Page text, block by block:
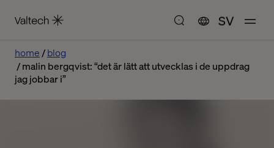
SV
home
blog
malin bergqvist: “det är lätt att utvecklas i de uppdrag
jag jobbar i”